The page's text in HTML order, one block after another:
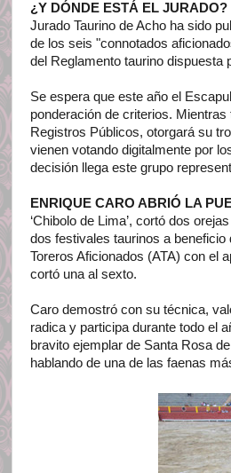
¿Y DÓNDE ESTÁ EL JURADO?
Jurado Taurino de Acho ha sido
de los seis "connotados
del Reglamento taurino dispuesta
Se espera que este año el
ponderación de criterios.
Registros Públicos, otorgará su
vienen votando digitalmente por
decisión llega este grupo
ENRIQUE CARO ABRIÓ LA
‘Chibolo de Lima’, cortó dos
dos festivales taurinos a
Toreros Aficionados (ATA) con el
cortó una al sexto.
Caro demostró con su técnica,
radica y participa durante todo el
bravito ejemplar de Santa Rosa
hablando de una de las faenas